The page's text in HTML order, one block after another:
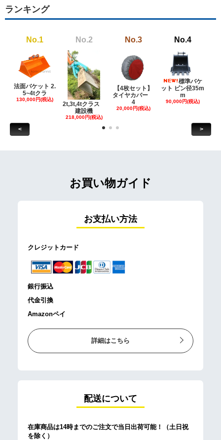
ランキング
No.1
法面バケット 2.
5~4tクラ
130,000円(税込)
No.2
2t,3t,4tクラス
建設機
218,000円(税込)
No.3
【4枚セット】
タイヤカバー
4
20,000円(税込)
No.4
標準バケ
ット ピン径35m
m
90,000円(税込)
< >
お買い物ガイド
お支払い方法
クレジットカード
銀行振込
代金引換
Amazonペイ
詳細はこちら
配送について
在庫商品は14時までのご注文で当日出荷可能！（土日祝
を除く）